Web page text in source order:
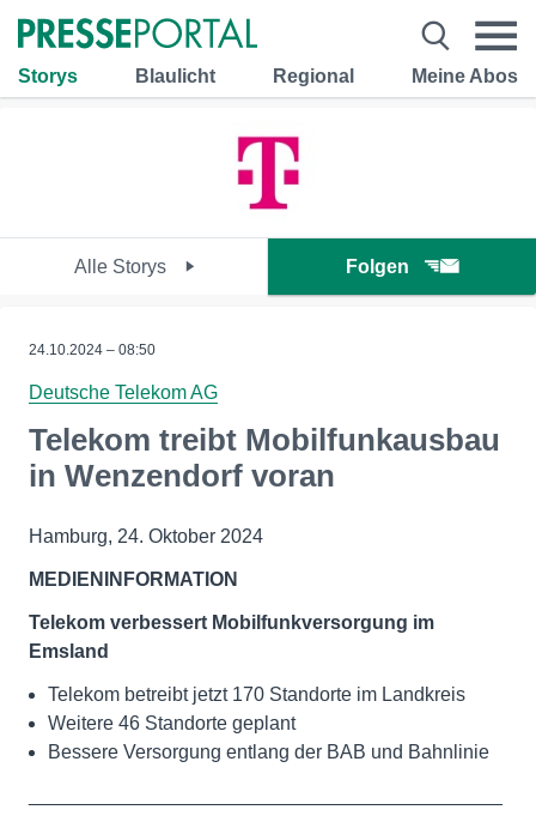
Storys Blaulicht Regional Meine Abos
Alle Storys Folgen
24.10.2024 – 08:50
Deutsche Telekom AG
Telekom treibt Mobilfunkausbau
in Wenzendorf voran
Hamburg, 24. Oktober 2024
MEDIENINFORMATION
Telekom verbessert Mobilfunkversorgung im
Emsland
Telekom betreibt jetzt 170 Standorte im Landkreis
Weitere 46 Standorte geplant
Bessere Versorgung entlang der BAB und Bahnlinie